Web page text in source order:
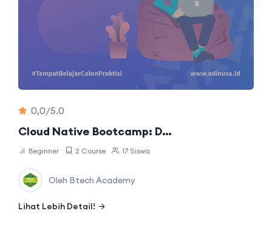
0,0/5.0
Cloud Native Bootcamp: D…
Beginner 2 Course 17 Siswa
Oleh Btech Academy
Lihat Lebih Detail!